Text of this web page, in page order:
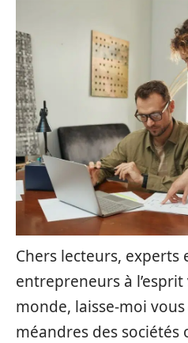
Chers lecteurs, experts
entrepreneurs à
monde, laisse-moi
méandres des sociétés